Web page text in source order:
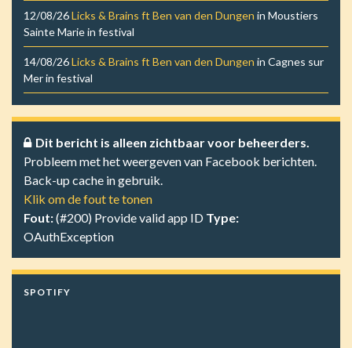
12/08/26Licks & Brains ft Ben van den Dungen in Moustiers
Sainte Mariein festival
14/08/26Licks & Brains ft Ben van den Dungen in Cagnes sur
Merin festival
Dit bericht is alleen zichtbaar voor beheerders.
Probleem met het weergeven van Facebook berichten.
Back-up cache in gebruik.
Klik om de fout te tonen
Fout:(#200) Provide valid app ID Type:
OAuthException
SPOTIFY